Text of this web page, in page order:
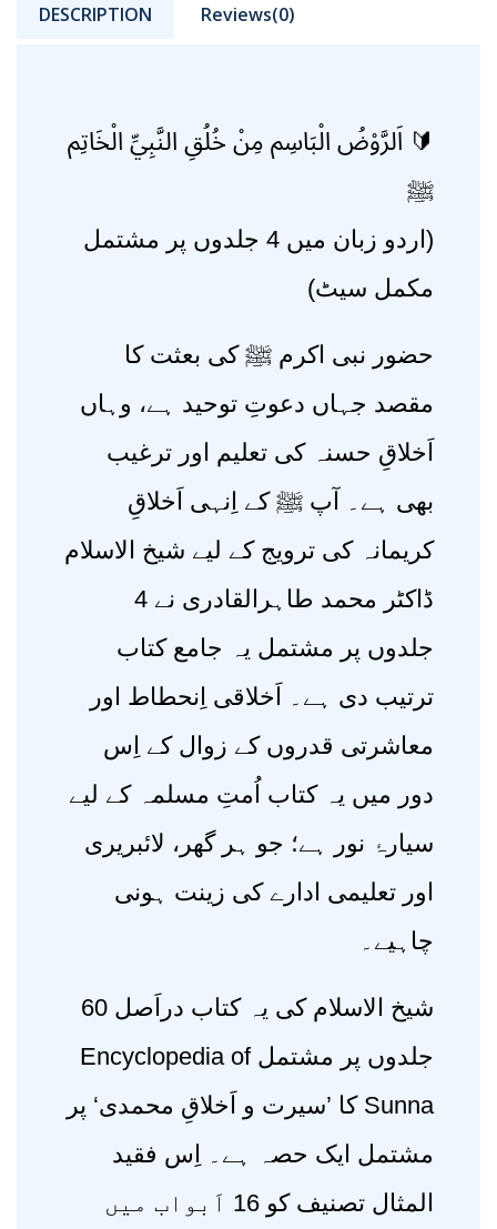
DESCRIPTION Reviews(0)
🔰 اَلرَّوْضُ الْبَاسِم مِنْ خُلُقِ النَّبِيِّ الْخَاتِم
ﷺ
(اردو زبان میں 4 جلدوں پر مشتمل
مکمل سیٹ)
حضور نبی اکرم ﷺ کی بعثت کا
مقصد جہاں دعوتِ توحید ہے، وہاں
اَخلاقِ حسنہ کی تعلیم اور ترغیب
بھی ہے۔ آپ ﷺ کے اِنہی اَخلاقِ
کریمانہ کی ترویج کے لیے شیخ الاسلام
ڈاکٹر محمد طاہرالقادری نے 4
جلدوں پر مشتمل یہ جامع کتاب
ترتیب دی ہے۔ اَخلاقی اِنحطاط اور
معاشرتی قدروں کے زوال کے اِس
دور ميں یہ کتاب اُمتِ مسلمہ کے لیے
سیارۂ نور ہے؛ جو ہر گھر، لائبریری
اور تعلیمی ادارے کی زینت ہونی
چاہیے۔
شیخ الاسلام کی یہ کتاب دراَصل 60
جلدوں پر مشتمل Encyclopedia of
Sunna کا ’سیرت و اَخلاقِ محمدی‘ پر
مشتمل ایک حصہ ہے۔ اِس فقید
المثال تصنیف کو 16 اَبواب میں